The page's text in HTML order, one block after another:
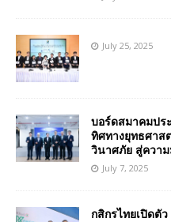
July 25, 2025
บอร์ดสมาคมปร
ทิศทางยุทธศาส
วินาศภัย สู่ควา
July 7, 2025
กสิกรไทยเปิดตัว